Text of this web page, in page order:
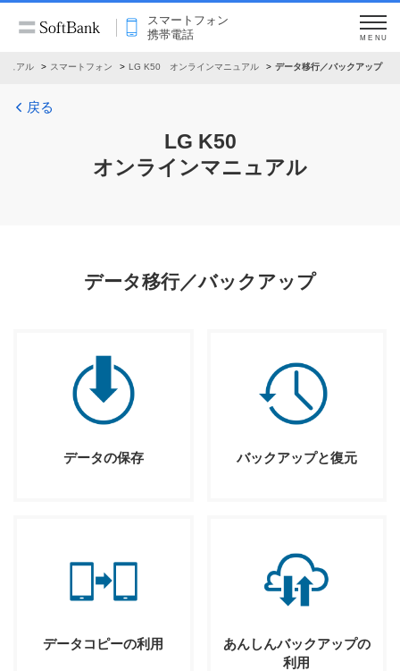
スマートフォン
携帯電話
MENU
ュアル スマートフォン LG K50 オンラインマニュアル データ移行／バックアップ
戻る
LG K50
オンラインマニュアル
データ移行／バックアップ
データの保存 バックアップと復元
データコピーの利用
あんしんバックアップの
利用